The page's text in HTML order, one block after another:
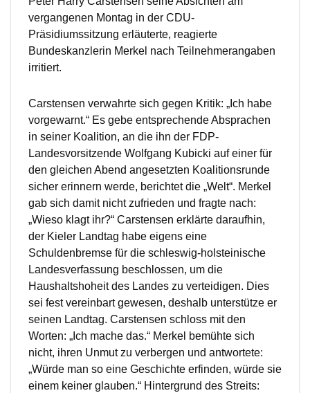
vergangenen Montag in der CDU-
Präsidiumssitzung erläuterte, reagierte
Bundeskanzlerin Merkel nach Teilnehmerangaben
irritiert.
Carstensen verwahrte sich gegen Kritik: „Ich habe
vorgewarnt.“ Es gebe entsprechende Absprachen
in seiner Koalition, an die ihn der FDP-
Landesvorsitzende Wolfgang Kubicki auf einer für
den gleichen Abend angesetzten Koalitionsrunde
sicher erinnern werde, berichtet die „Welt“. Merkel
gab sich damit nicht zufrieden und fragte nach:
„Wieso klagt ihr?“ Carstensen erklärte daraufhin,
der Kieler Landtag habe eigens eine
Schuldenbremse für die schleswig-holsteinische
Landesverfassung beschlossen, um die
Haushaltshoheit des Landes zu verteidigen. Dies
sei fest vereinbart gewesen, deshalb unterstütze er
seinen Landtag. Carstensen schloss mit den
Worten: „Ich mache das.“ Merkel bemühte sich
nicht, ihren Unmut zu verbergen und antwortete:
„Würde man so eine Geschichte erfinden, würde sie
einem keiner glauben.“ Hintergrund des Streits: